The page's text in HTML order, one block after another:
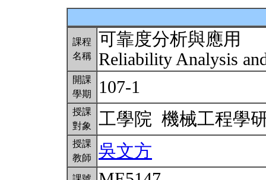
課程
名稱
可靠度分析與應用
Reliability Analysis
開課
學期
107-1
授課
對象
工學院 機械工程學
授課
教師
吳文方